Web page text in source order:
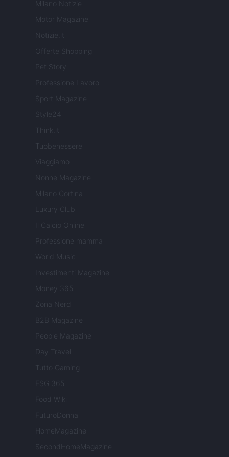
Milano Notizie
Motor Magazine
Notizie.it
Offerte Shopping
Pet Story
Professione Lavoro
Sport Magazine
Style24
Think.it
Tuobenessere
Viaggiamo
Nonne Magazine
Milano Cortina
Luxury Club
Il Calcio Online
Professione mamma
World Music
Investimenti Magazine
Money 365
Zona Nerd
B2B Magazine
People Magazine
Day Travel
Tutto Gaming
ESG 365
Food Wiki
FuturoDonna
HomeMagazine
SecondHomeMagazine